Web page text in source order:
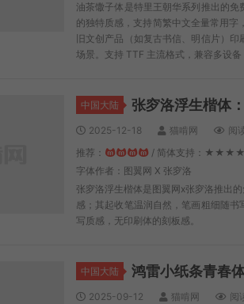
油茶馓子体是特里王朝华系列推出的
的独特质感，支持简繁中文全量常用
旧文创产品（如复古书信、明信片）
场景。支持 TTF 主流格式，兼容多设
中国大陆 张穸洛浮生楷体
2025-12-18 猫啃网 阅
推荐：
/ 简体支持：
字体作者：图翼网 X 张穸洛
张穸洛浮生楷体是图翼网x张穸洛推出
感；其起收笔温润自然，笔画粗细随
写质感，无印刷体的刻板感。
中国大陆 鸿雷小纸条青春
2025-09-12 猫啃网 阅